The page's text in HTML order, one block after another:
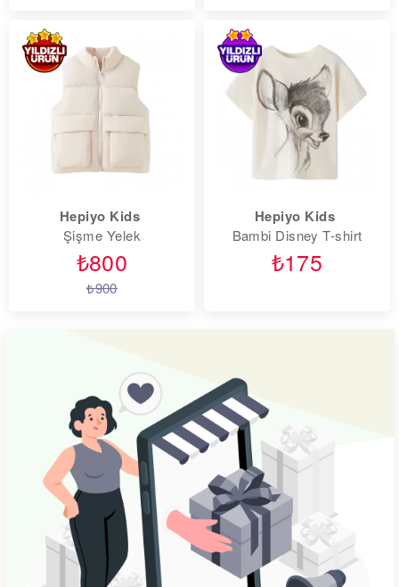
Hepiyo Kids
Şişme Yelek
₺800
₺900
Hepiyo Kids
Bambi Disney T-shirt
₺175